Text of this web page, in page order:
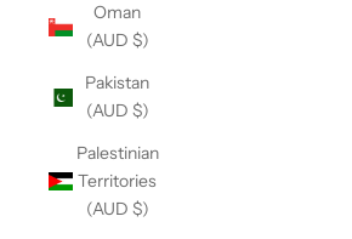
Oman
(AUD $)
Pakistan
(AUD $)
Palestinian
Territories
(AUD $)